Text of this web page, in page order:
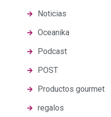
Noticias
Oceanika
Podcast
POST
Productos gourmet
regalos